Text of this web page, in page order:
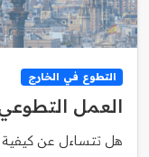
التطوع في الخارج
العمل
هل تتساءل عن كيفية